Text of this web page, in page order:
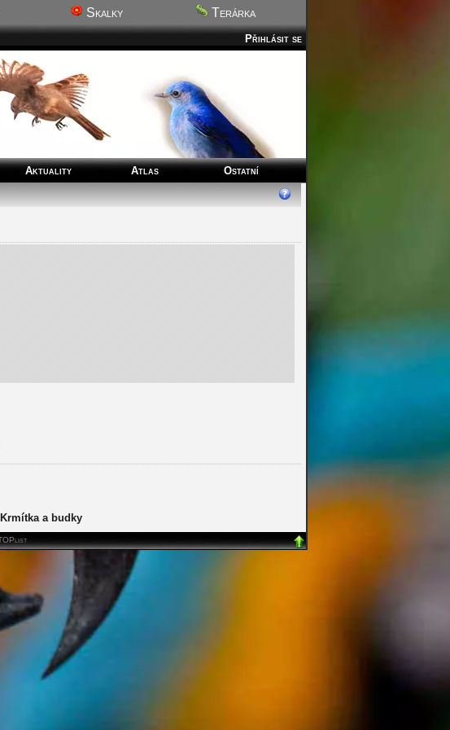
Skalky Terárka
Přihlásit se
Aktuality Atlas
Ostatní
Krmítka a budky